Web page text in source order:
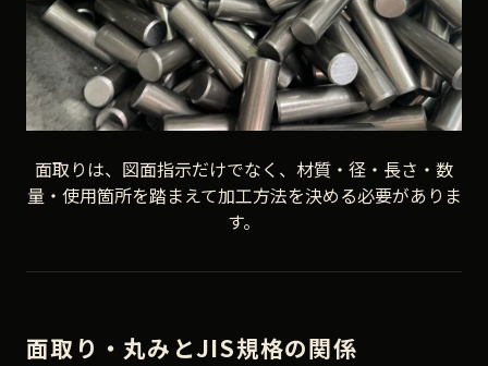
面取りは、図面指示だけでなく、材質・径・長さ・数
量・使用箇所を踏まえて加工方法を決める必要がありま
す。
面取り・丸みとJIS規格の関係